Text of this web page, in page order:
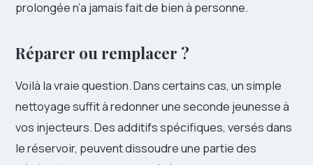
prolongée n’a jamais fait de bien à personne.
Réparer ou remplacer ?
Voilà la vraie question. Dans certains cas, un simple
nettoyage suffit à redonner une seconde jeunesse à
vos injecteurs. Des additifs spécifiques, versés dans
le réservoir, peuvent dissoudre une partie des